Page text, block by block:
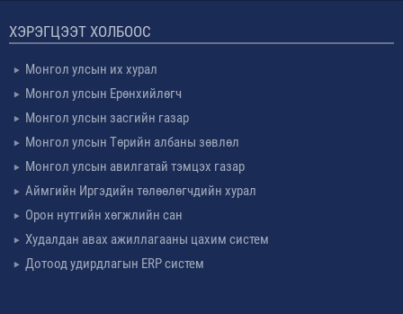
ХЭРЭГЦЭЭТ ХОЛБООС
Монгол улсын их хурал
Монгол улсын Ерөнхийлөгч
Монгол улсын засгийн газар
Монгол улсын Төрийн албаны зөвлөл
Монгол улсын авилгатай тэмцэх газар
Аймгийн Иргэдийн төлөөлөгчдийн хурал
Орон нутгийн хөгжлийн сан
Худалдан авах ажиллагааны цахим систем
Дотоод удирдлагын ERP систем